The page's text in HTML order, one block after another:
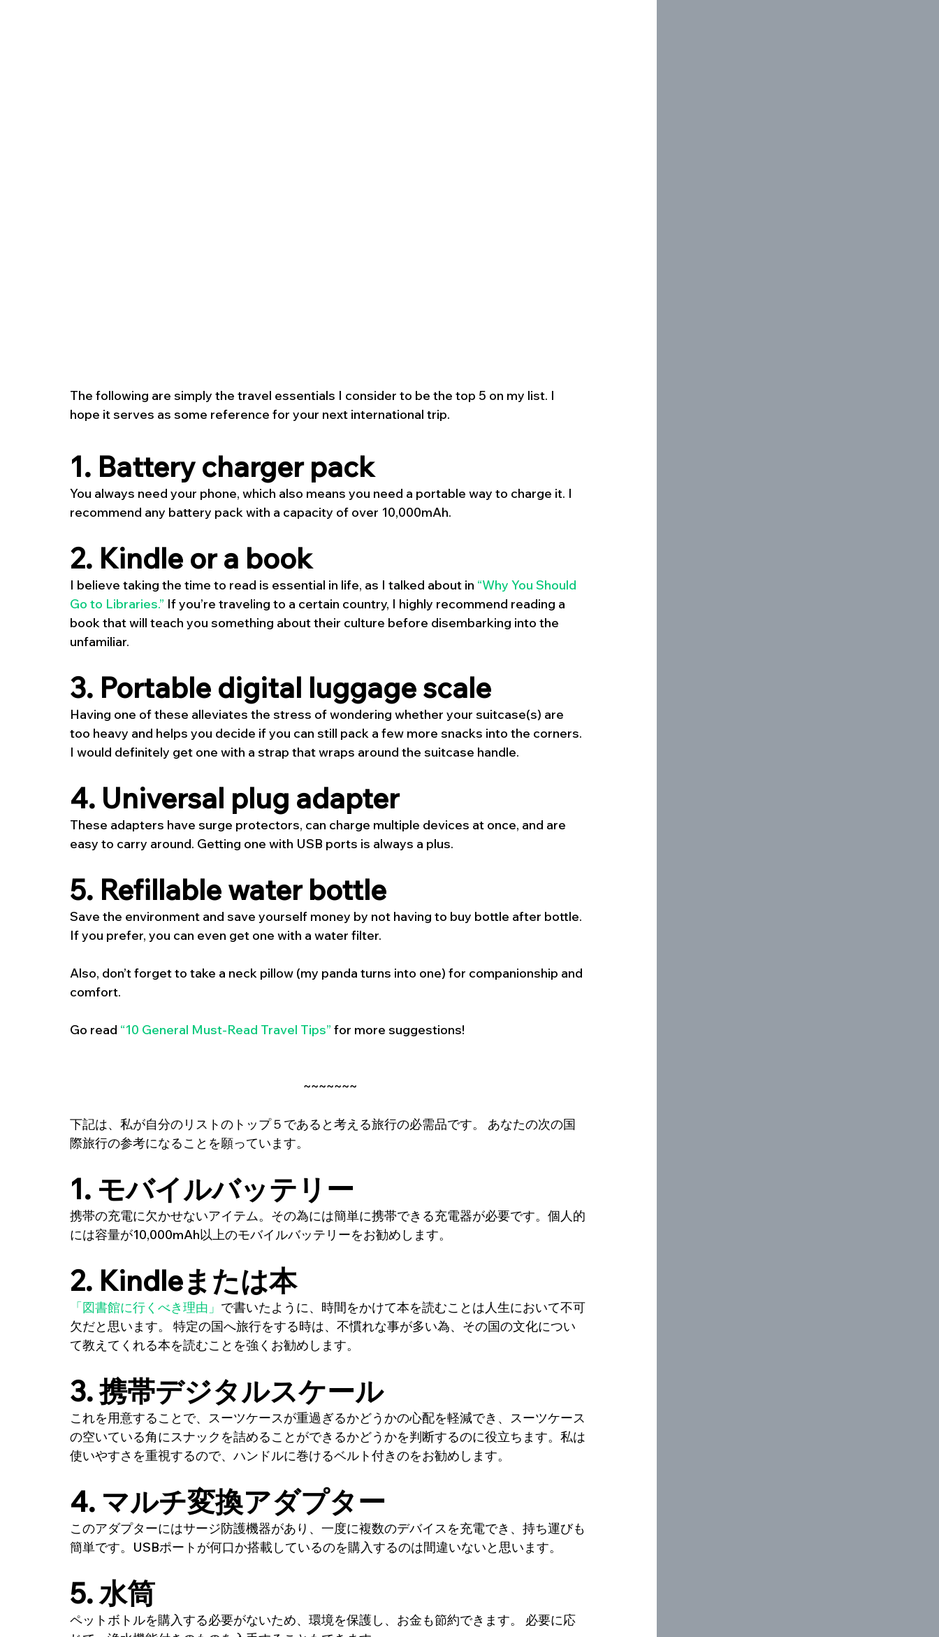
The following are simply the travel essentials I consider to be the top 5 on my list. I
hope it serves as some reference for your next international trip.
1. Battery charger pack
You always need your phone, which also means you need a portable way to charge it. I
recommend any battery pack with a capacity of over 10,000mAh.
2. Kindle or a book
I believe taking the time to read is essential in life, as I talked about in “Why You Should
Go to Libraries.” If you’re traveling to a certain country, I highly recommend reading a
book that will teach you something about their culture before disembarking into the
unfamiliar.
3. Portable digital luggage scale
Having one of these alleviates the stress of wondering whether your suitcase(s) are
too heavy and helps you decide if you can still pack a few more snacks into the corners.
I would definitely get one with a strap that wraps around the suitcase handle.
4. Universal plug adapter
These adapters have surge protectors, can charge multiple devices at once, and are
easy to carry around. Getting one with USB ports is always a plus.
5. Refillable water bottle
Save the environment and save yourself money by not having to buy bottle after bottle.
If you prefer, you can even get one with a water filter.
Also, don’t forget to take a neck pillow (my panda turns into one) for companionship and
comfort.
Go read “10 General Must-Read Travel Tips” for more suggestions!
~~~~~~~
下記は、私が自分のリストのトップ５であると考える旅行の必需品です。 あなたの次の国
際旅行の参考になることを願っています。
1. モバイルバッテリー
携帯の充電に欠かせないアイテム。その為には簡単に携帯できる充電器が必要です。個人的
には容量が10,000mAh以上のモバイルバッテリーをお勧めします。
2. Kindleまたは本
「図書館に行くべき理由」 で書いたように、時間をかけて本を読むことは人生において不可
欠だと思います。 特定の国へ旅行をする時は、不慣れな事が多い為、その国の文化につい
て教えてくれる本を読むことを強くお勧めします。
3. 携帯デジタルスケール
これを用意することで、スーツケースが重過ぎるかどうかの心配を軽減でき、スーツケース
の空いている角にスナックを詰めることができるかどうかを判断するのに役立ちます。私は
使いやすさを重視するので、ハンドルに巻けるベルト付きのをお勧めします。
4. マルチ変換アダプター
このアダプターにはサージ防護機器があり、一度に複数のデバイスを充電でき、持ち運びも
簡単です。USBポートが何口か搭載しているのを購入するのは間違いないと思います。
5. 水筒
ペットボトルを購入する必要がないため、環境を保護し、お金も節約できます。 必要に応